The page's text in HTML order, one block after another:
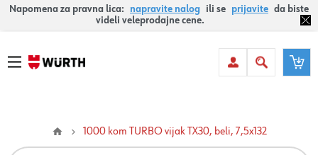
Napomena za pravna lica: napravite nalog ili se prijavite da biste
videli veleprodajne cene.
1000 kom TURBO vijak TX30, beli, 7,5x132